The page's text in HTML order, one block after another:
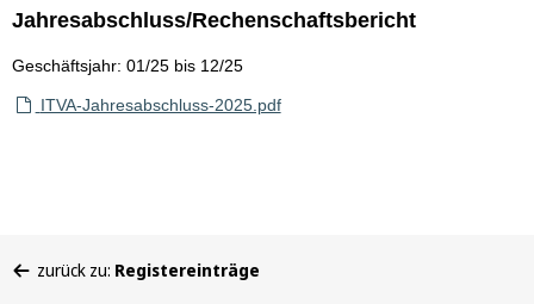
Jahresabschluss/Rechenschaftsbericht
Geschäftsjahr: 01/25 bis 12/25
ITVA-Jahresabschluss-2025.pdf
befinden
zurück zu: Registereinträge